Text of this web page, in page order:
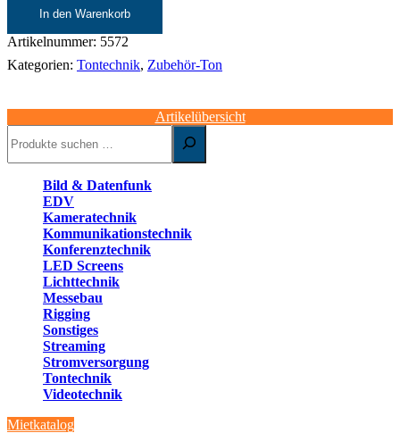
900
aktiv
Menge
In den Warenkorb
Artikelnummer: 5572
Kategorien: Tontechnik, Zubehör-Ton
Artikelübersicht
Bild & Datenfunk
EDV
Kameratechnik
Kommunikationstechnik
Konferenztechnik
LED Screens
Lichttechnik
Messebau
Rigging
Sonstiges
Streaming
Stromversorgung
Tontechnik
Videotechnik
Mietkatalog